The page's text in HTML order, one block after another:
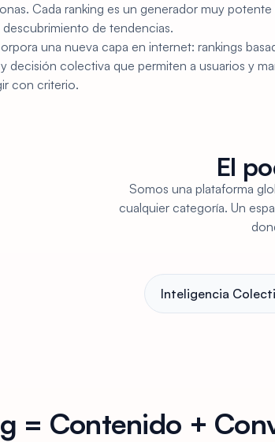
Cada ranking es un generador muy
de tendencias.
una nueva capa en internet: rankings
decisión colectiva que permiten a usuarios y
con criterio.
El
Somos una plataforma
cualquier categoría. Un
Inteligencia
= Contenido +